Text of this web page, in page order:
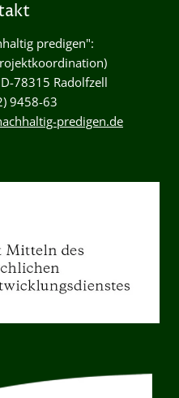
predigen":
78315 Radolfzell
9458-63
predigen.de